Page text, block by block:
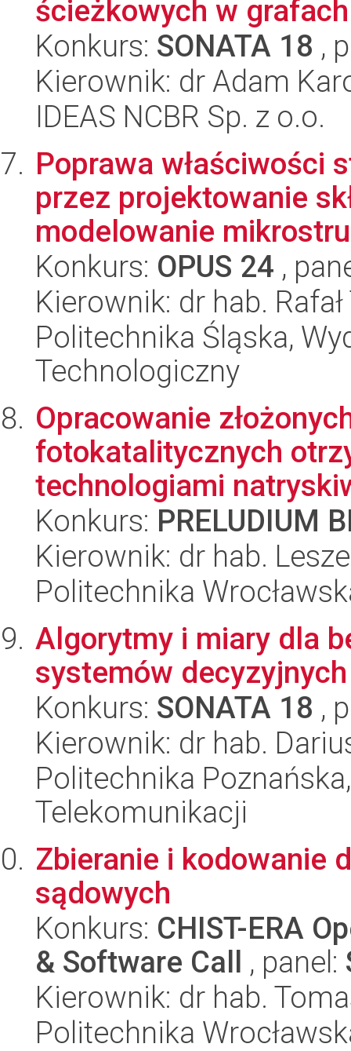
ścieżkowych w
Konkurs: SONATA 18 ,
Kierownik: dr Adam
IDEAS NCBR Sp. z o.o.
Poprawa właściwości
przez projektowanie
modelowanie
Konkurs: OPUS 24 ,
Kierownik: dr hab.
Politechnika Śląska,
Technologiczny
Opracowanie
fotokatalitycznych
technologiami
Konkurs: PRELUDIUM
Kierownik: dr hab.
Politechnika
Algorytmy i miary dla
systemów decyzyjnych
Konkurs: SONATA 18 ,
Kierownik: dr hab.
Politechnika
Telekomunikacji
Zbieranie i kodowanie
sądowych
Konkurs: CHIST-ERA
& Software Call , panel:
Kierownik: dr hab.
Politechnika